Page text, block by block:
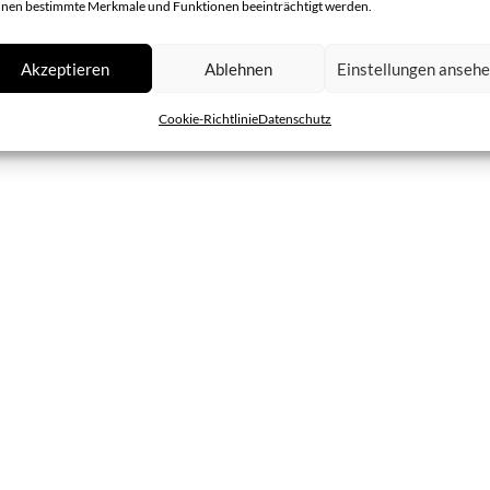
bestimmte Merkmale und Funktionen beeinträchtigt werden.
Akzeptieren Ablehnen Einstellungen
Cookie-RichtlinieDatenschutz
Angebot anfordern